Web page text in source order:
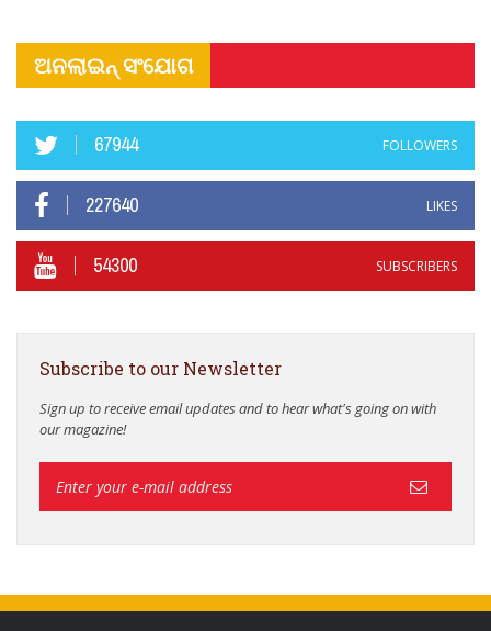
ଅନଲାଇନ୍ ସଂଯୋଗ
67944 FOLLOWERS
227640 LIKES
54300 SUBSCRIBERS
Subscribe to our Newsletter
Sign up to receive email updates and to hear what's going on with
our magazine!